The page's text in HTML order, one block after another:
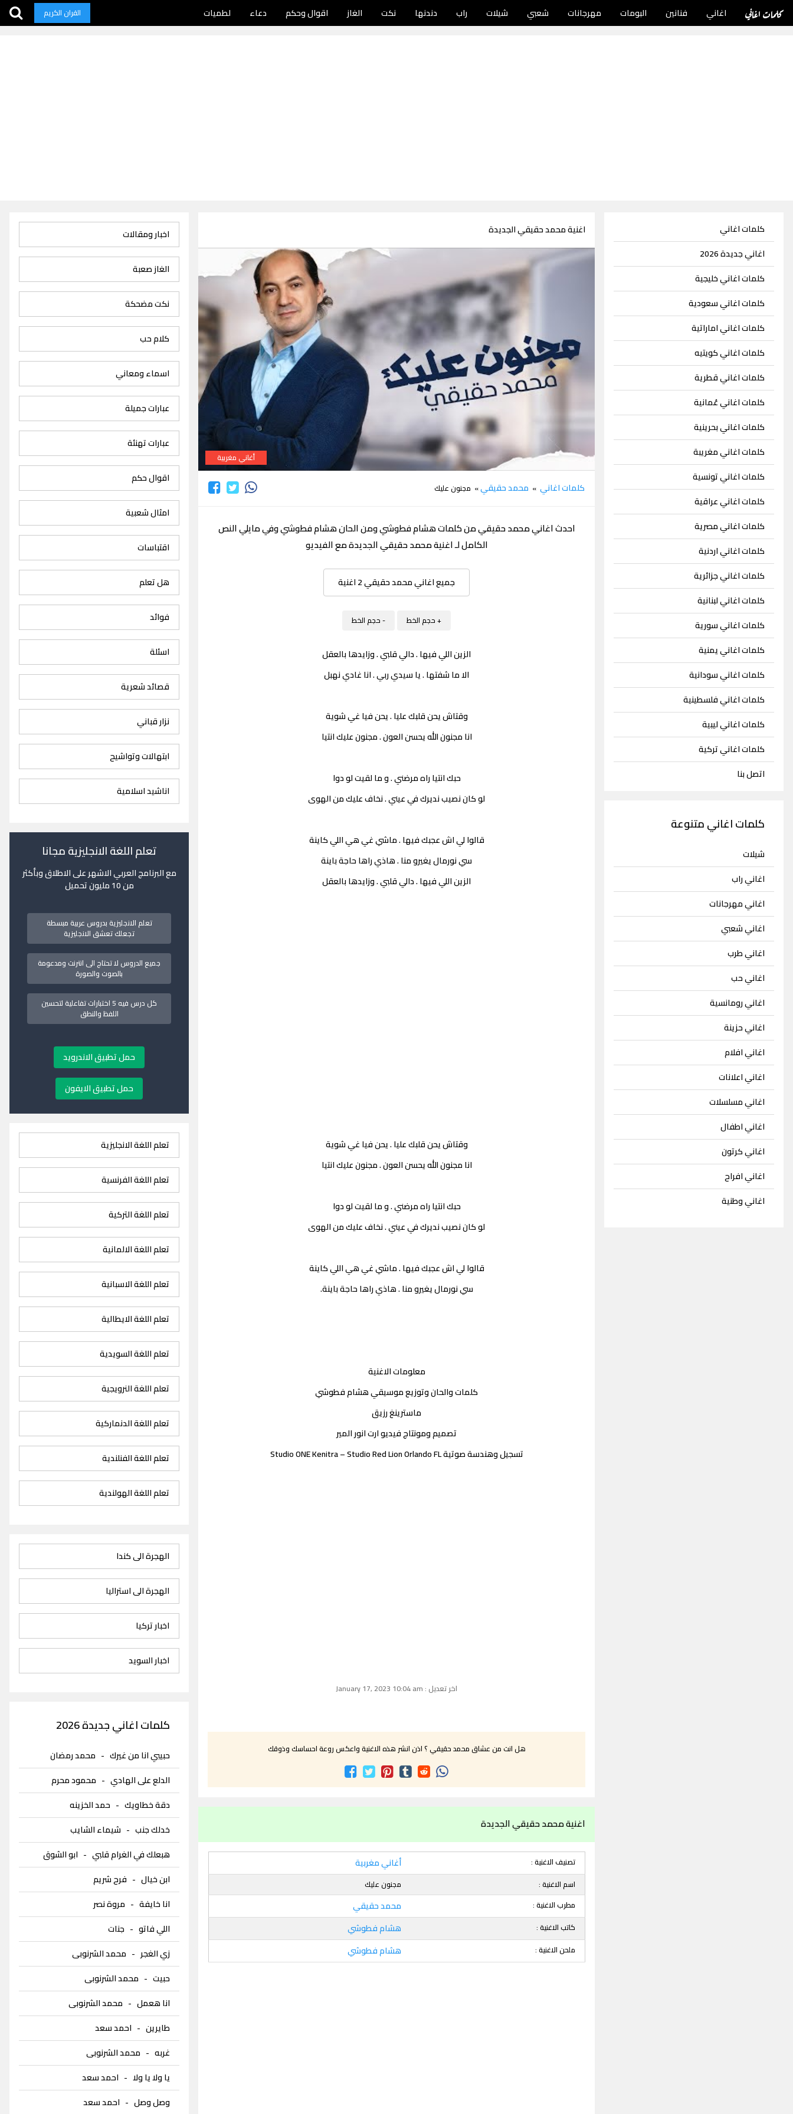
كلمات اغاني اغاني فنانين البومات مهرجانات شعبي شيلات راب دندنها نكت الغاز اقوال وحكم دعاء لطميات القران الكريم
كلمات اغاني
اغاني جديدة 2026
كلمات اغاني خليجية
كلمات اغاني سعودية
كلمات اغاني اماراتية
كلمات اغاني كويتيه
كلمات اغاني قطرية
كلمات اغاني عُمانية
كلمات اغاني بحرينية
كلمات اغاني مغريبة
كلمات اغاني تونسية
كلمات اغاني عراقية
كلمات اغاني مصرية
كلمات اغاني اردنية
كلمات اغاني جزائرية
كلمات اغاني لبنانية
كلمات اغاني سورية
كلمات اغاني يمنية
كلمات اغاني سودانية
كلمات اغاني فلسطينية
كلمات اغاني ليبية
كلمات اغاني تركية
اتصل بنا
كلمات اغاني متنوعة
شيلات
اغاني راب
اغاني مهرجانات
اغاني شعبي
اغاني طرب
اغاني حب
اغاني رومانسية
اغاني حزينة
اغاني افلام
اغاني اعلانات
اغاني مسلسلات
اغاني اطفال
اغاني كرتون
اغاني افراح
اغاني وطنية
اغنية محمد حقيقي الجديدة
أغاني مغربية
كلمات اغاني » محمد حقيقي» مجنون عليك
احدث اغاني محمد حقيقي من كلمات هشام فطوشي ومن الحان هشام فطوشي وفي مايلي النص
الكامل لـ اغنية محمد حقيقي الجديدة مع الفيديو
جميع اغاني محمد حقيقي 2 اغنية
+ حجم الخط - حجم الخط
الزين اللي فيها . دالي قلبي . وزايدها بالعقل
الا ما شفتها . يا سيدي ربي . انا غادي نهبل
وقتاش يحن قلبك عليا . يحن فيا غي شوية
انا مجنون الله يحسن العون . مجنون عليك انتيا
حبك انتيا راه مرضني . و ما لقيت لو دوا
لو كان نصيب نديرك في عيني . نخاف عليك من الهوى
قالوا لي اش عجبك فيها . ماشي غي هي اللي كاينة
سي نورمال يغيرو منا . هاذي راها حاجة باينة
الزين اللي فيها . دالي قلبي . وزايدها بالعقل
وقتاش يحن قلبك عليا . يحن فيا غي شوية
انا مجنون الله يحسن العون . مجنون عليك انتيا
حبك انتيا راه مرضني . و ما لقيت لو دوا
لو كان نصيب نديرك في عيني . نخاف عليك من الهوى
قالوا لي اش عجبك فيها . ماشي غي هي اللي كاينة
سي نورمال يغيرو منا . هاذي راها حاجة باينة.
معلومات الاغنية
كلمات والحان وتوزيع موسيقي هشام فطوشي
ماسترينغ رزيق
تصميم ومونتاج فيديو ارت انور المير
تسجيل وهندسة صوتية Studio ONE Kenitra – Studio Red Lion Orlando FL
اخر تعديل : January 17, 2023 10:04 am
هل انت من عشاق محمد حقيقي ؟ اذن انشر هذه الاغنية واعكس روعة احساسك وذوقك
اغنية محمد حقيقي الجديدة
تصنيف الاغنية : أغاني مغربية
اسم الاغنية :
مجنون عليك
مطرب الاغنية :
محمد حقيقي
كاتب الاغنية : هشام فطوشي
ملحن الاغنية : هشام فطوشي
اخبار ومقالات
الغاز صعبة
نكت مضحكة
كلام حب
اسماء ومعاني
عبارات جميلة
عبارات تهنئة
اقوال حكم
امثال شعبية
اقتباسات
هل تعلم
فوائد
اسئلة
قصائد شعرية
نزار قباني
ابتهالات وتواشيح
اناشيد اسلامية
تعلم اللغة الانجليزية مجانا
مع البرنامج العربي الاشهر على الاطلاق وبأكثر
من 10 مليون تحميل
تعلم الانجليزية بدروس عربية مبسطة
تجعلك تعشق الانجليزية
جميع الدروس لا تحتاج الى انترنت ومدعومة
بالصوت والصورة
كل درس فيه 5 اختبارات تفاعلية لتحسين
اللفظ والنطق
حمل تطبيق الاندرويد
حمل تطبيق الايفون
تعلم اللغة الانجليزية
تعلم اللغة الفرنسية
تعلم اللغة التركية
تعلم اللغة الالمانية
تعلم اللغة الاسبانية
تعلم اللغة الايطالية
تعلم اللغة السويدية
تعلم اللغة النرويجية
تعلم اللغة الدنماركية
تعلم اللغة الفنلندية
تعلم اللغة الهولندية
الهجرة الى كندا
الهجرة الى استراليا
اخبار تركيا
اخبار السويد
كلمات اغاني جديدة 2026
حبيبي انا من غيرك- محمد رمضان
الدلع على الهادي- محمود محرم
دقة خطاويك- حمد الخزينه
خدلك جنب- شيماء الشايب
هبعلك في الغرام قلبي- ابو الشوق
ابن خيال- فرح شريم
انا خايفة- مروة نصر
اللي فاتو- جنات
زي الغجر - محمد الشرنوبى
حبيت- محمد الشرنوبى
انا هعمل- محمد الشرنوبى
طايرين- احمد سعد
غربه- محمد الشرنوبى
يا ولا يا ولا- احمد سعد
وصل وصل- احمد سعد